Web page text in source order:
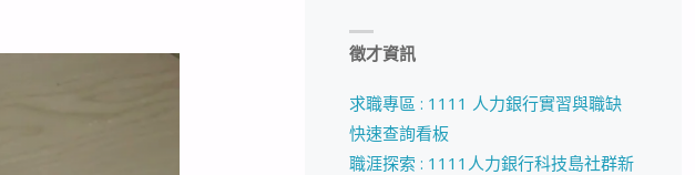
徵才資訊
求職專區 : 1111 人力銀行實習與職缺
快速查詢看板
職涯探索 : 1111人力銀行科技島社群新